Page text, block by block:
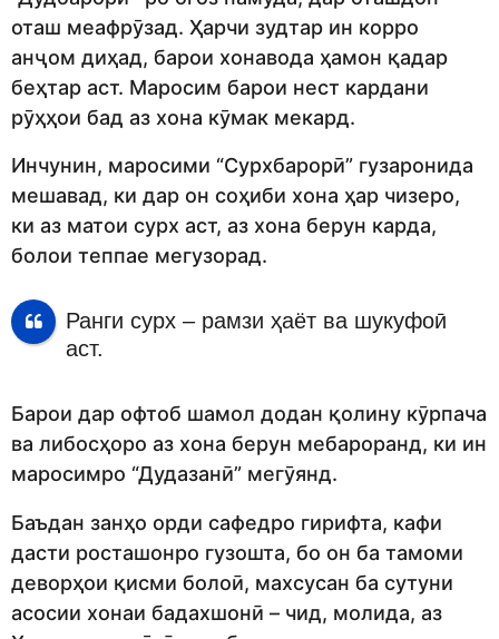
оташ меафрӯзад. Ҳарчи зудтар ин корро
анҷом диҳад, барои хонавода ҳамон қадар
беҳтар аст. Маросим барои нест кардани
рӯҳҳои бад аз хона кӯмак мекард.
Инчунин, маросими “Сурхбарорӣ” гузаронида
мешавад, ки дар он соҳиби хона ҳар чизеро,
ки аз матои сурх аст, аз хона берун карда,
болои теппае мегузорад.
Ранги сурх – рамзи ҳаёт ва шукуфоӣ
аст.
Барои дар офтоб шамол додан қолину кӯрпача
ва либосҳоро аз хона берун мебароранд, ки ин
маросимро “Дудазанӣ” мегӯянд.
Баъдан занҳо орди сафедро гирифта, кафи
дасти росташонро гузошта, бо он ба тамоми
деворҳои қисми болоӣ, махсусан ба сутуни
асосии хонаи бадахшонӣ – чид, молида, аз